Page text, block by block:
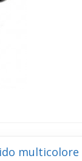
multicolore